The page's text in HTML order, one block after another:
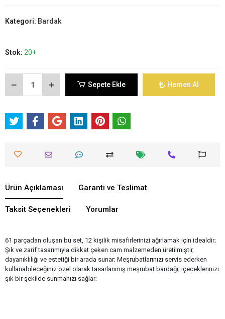
Kategori: Bardak
Stok: 20+
Sepete Ekle Hemen Al
Ürün Açıklaması Garanti ve Teslimat
Taksit Seçenekleri Yorumlar
61 parçadan oluşan bu set, 12 kişilik misafirlerinizi ağırlamak için idealdir;
Şık ve zarif tasarımıyla dikkat çeken cam malzemeden üretilmiştir,
dayanıklılığı ve estetiği bir arada sunar; Meşrubatlarınızı servis ederken
kullanabileceğiniz özel olarak tasarlanmış meşrubat bardağı, içeceklerinizi
şık bir şekilde sunmanızı sağlar;